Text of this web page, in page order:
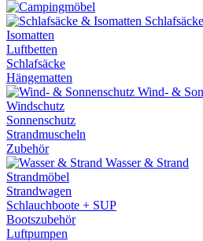
Isomatten
Luftbetten
Schlafsäcke
Hängematten
Wind- &
Windschutz
Sonnenschutz
Strandmuscheln
Zubehör
Wasser & Strand
Strandmöbel
Strandwagen
Schlauchboote + SUP
Bootszubehör
Luftpumpen